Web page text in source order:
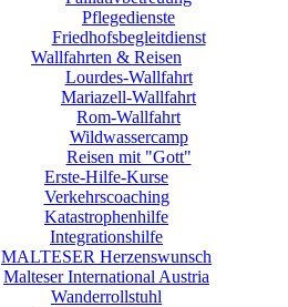
Pflegedienste
Friedhofsbegleitdienst
Wallfahrten & Reisen
Lourdes-Wallfahrt
Mariazell-Wallfahrt
Rom-Wallfahrt
Wildwassercamp
Reisen mit "Gott"
Erste-Hilfe-Kurse
Verkehrscoaching
Katastrophenhilfe
Integrationshilfe
MALTESER Herzenswunsch
Malteser International Austria
Wanderrollstuhl